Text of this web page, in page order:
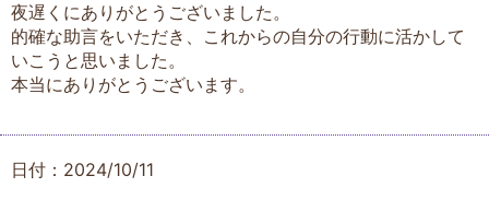
夜遅くにありがとうございました。
的確な助言をいただき、これからの自分の行動に活かして
いこうと思いました。
本当にありがとうございます。
日付：2024/10/11